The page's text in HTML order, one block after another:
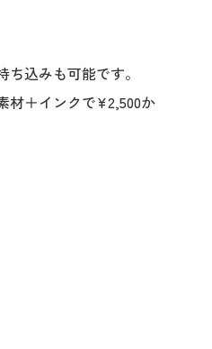
込みも可能です。
材＋インクで¥2,500か